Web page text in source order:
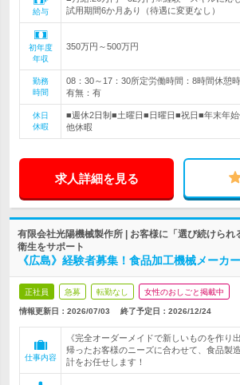
給与
試用期間6か月あり（待遇に変更なし）
初年度
年収
350万円～500万円
勤務
時間
08：30～17：30所定労働時間：8時間休憩
有無：有
休日
休暇
■週休2日制■土曜日■日曜日■祝日■年末年
他休暇
求人詳細を見る
有限会社光陽機械製作所 | お客様に「選び続けられ
衛生をサポート
《広島》経験者募集！食品加工機械メーカ
正社員 急募 転勤なし 女性のおしごと掲載中
情報更新日：2026/07/03 終了予定日： 2026/12/24
仕事内容
《完全オーダーメイドで新しいものを作り
帰ったお客様のニーズに合わせて、食品製
計をお任せします！